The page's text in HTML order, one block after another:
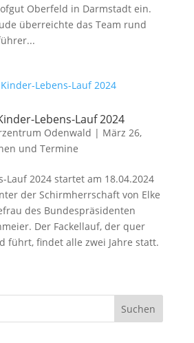
Oberfeld in Darmstadt ein.
überreichte das Team rund
Lebens-Lauf 2024
Odenwald | März 26,
und Termine
Lauf 2024 startet am 18.04.2024
der Schirmherrschaft von Elke
des Bundespräsidenten
Der Fackellauf, der quer
führt, findet alle zwei Jahre statt.